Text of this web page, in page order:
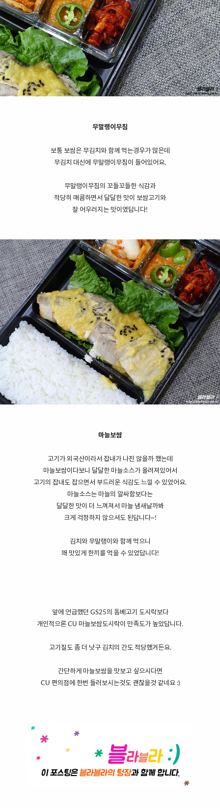
무말랭이무침
보통 보쌈은 무김치와 함께 먹는경우가 많은데
무김치 대신에 무말랭이무침이 들어있어요.
무말랭이무침의 꼬들꼬들한 식감과
적당히 매콤하면서 달달한 맛이 보쌈고기와
잘 어우러지는 맛이였답니다!
마늘보쌈
고기가 외국산이라서 잡내가 나진 않을까 했는데
마늘보쌈이다보니 달달한 마늘소스가 올려져있어서
고기의 잡내도 잡으면서 부드러운 식감도 느낄 수 있었어요.
마늘소스는 마늘의 알싸함보다는
달달한 맛이 더 느껴져서 마늘 냄새날까봐
크게 걱정하지 않으셔도 된답니다~!
김치와 무말랭이와 함께 먹으니
꽤 맛있게 한끼를 먹을 수 있었답니다!
앞에 언급했던 GS25의 돔베고기 도시락보다
개인적으론 CU 마늘보쌈도시락이 만족도가 높았답니다.
고기질도 좀 더 낫구 김치의 간도 적당했거든요.
간단하게 마늘보쌈을 맛보고 싶으시다면
CU 편의점에 한번 들러보시는것도 괜찮을것 같네요 :)